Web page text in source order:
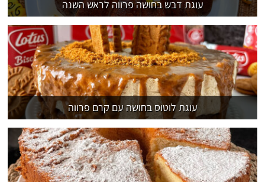
עוגת דבש בחושה פרווה לראש השנה
עוגת לוטוס בחושה עם קרם פרווה